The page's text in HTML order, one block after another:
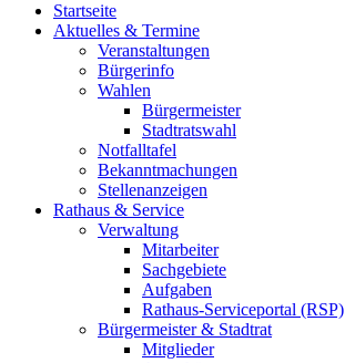
Startseite
Aktuelles & Termine
Veranstaltungen
Bürgerinfo
Wahlen
Bürgermeister
Stadtratswahl
Notfalltafel
Bekanntmachungen
Stellenanzeigen
Rathaus & Service
Verwaltung
Mitarbeiter
Sachgebiete
Aufgaben
Rathaus-Serviceportal (RSP)
Bürgermeister & Stadtrat
Mitglieder